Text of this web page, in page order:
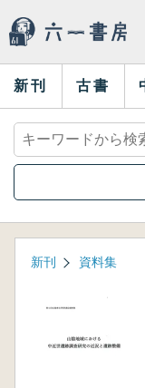
新刊 古書
新刊 資料集